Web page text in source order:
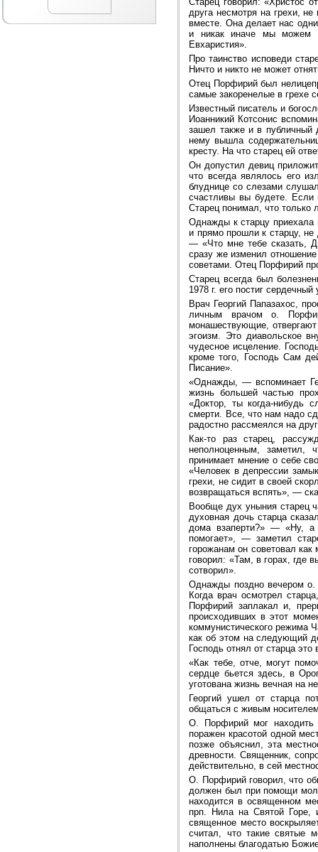
друга несмотря на грехи,
вместе. Она делает нас
и никак иначе мы можем
Евхаристия».
Про таинство исповеди
Ничто и никто не может
Отец Порфирий был
самые закоренелые в грехе
Известный писатель и
Иоанникий Котсонис
зашел также и в публичный
нему вышла
кресту. На что старец ей
Он допустил девиц
что всегда являлось его
блуднице со слезами
счастливы вы будете.
Старец понимал, что только
Однажды к старцу приехала
и прямо прошли к старцу,
— «Что мне тебе сказать,
сразу же изменил
советами. Отец Порфирий
Старец всегда был
1978 г. его постиг
Врач Георгий Папазахос,
личным врачом о.
монашествующие,
эгоизм. Это диавольское
чудесное исцеление.
кроме того, Господь Сам
Писание».
«Однажды, — вспоминает
жизнь большей частью
«Доктор, ты когда-нибудь
смерти. Все, что нам надо
радостно рассмеялся на
Как-то раз старец,
неполноценным, заметил,
принимает мнение о себе
«Человек в депрессии
грехи, не сидит в своей
возвращаться вспять», —
Вообще дух уныния старец
духовная дочь старца
дома взаперти?» — «Ну, а
помогает», — заметил
горожанам он советовал
говорил: «Там, в горах, где
сотворил».
Однажды поздно вечером о.
Когда врач осмотрел
Порфирий заплакал и,
происходивших в этот
коммунистического режима
как об этом на следующий
Господь отнял от старца
«Как тебе, отче, могут
сердце бьется здесь, в
уготована жизнь вечная на
Георгий ушел от старца
общаться с живым
О. Порфирий мог
поражен красотой одной
позже объяснил, эта
древности. Священник,
действительно, в сей
О. Порфирий говорил, что
должен был при помощи
находится в освященном
прп. Нила на Святой Горе,
священное место
считал, что такие святые
наполнены благодатью